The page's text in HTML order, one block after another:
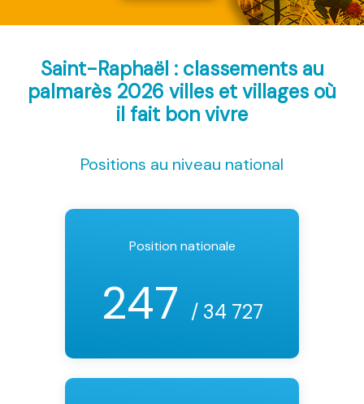
Saint-Raphaël : classements au
palmarès 2026 villes et villages où
il fait bon vivre
Positions au niveau national
Position nationale
247 / 34 727